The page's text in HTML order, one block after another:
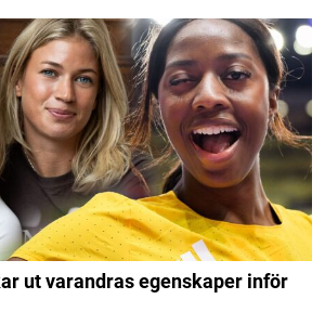
ut varandras egenskaper inför